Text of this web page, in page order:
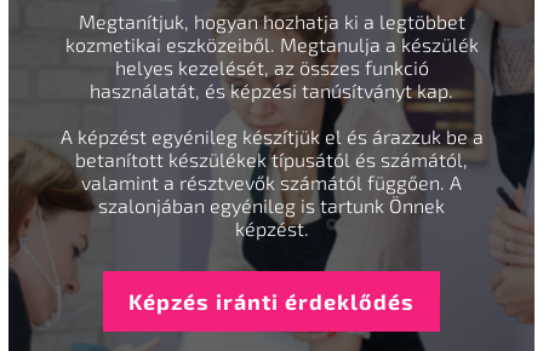
Megtanítjuk, hogyan hozhatja ki a legtöbbet
kozmetikai eszközeiből. Megtanulja a készülék
helyes kezelését, az összes funkció
használatát, és képzési tanúsítványt kap.
A képzést egyénileg készítjük el és árazzuk be a
betanított készülékek típusától és számától,
valamint a résztvevők számától függően. A
szalonjában egyénileg is tartunk Önnek
képzést.
Képzés iránti érdeklődés